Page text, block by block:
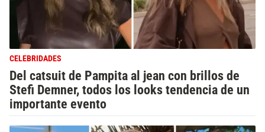
CELEBRIDADES
Del catsuit de Pampita al jean con brillos de
Stefi Demner, todos los looks tendencia de un
importante evento